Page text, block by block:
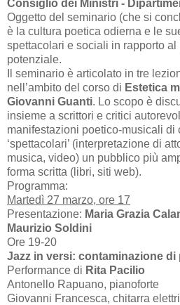
Consiglio dei Ministri -
Oggetto del seminario (che si
è la cultura poetica odierna e le
spettacolari e sociali in rapporto
potenziale.
Il seminario è articolato in tre
nell’ambito del corso di Estetica
Giovanni Guanti. Lo scopo è
insieme a scrittori e critici
manifestazioni poetico-musicali di
‘spettacolari’ (interpretazione di
musica, video) un pubblico più
forma scritta (libri, siti web).
Programma:
Martedì 27 marzo, ore 17
Presentazione: Maria Grazia
Maurizio Soldini
Ore 19-20
Jazz in versi: contaminazione di
Performance di Rita Pacilio
Antonello Rapuano, pianoforte
Giovanni Francesca, chitarra